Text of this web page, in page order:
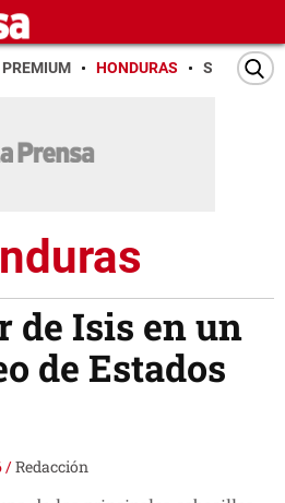
PREMIUM HONDURAS SAN PEDRO
de Isis en un
de Estados
/Redacción